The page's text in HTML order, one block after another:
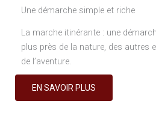
Une démarche simple et riche
La marche itinérante : une
plus près de la nature, des autres
de l’aventure.
EN SAVOIR PLUS